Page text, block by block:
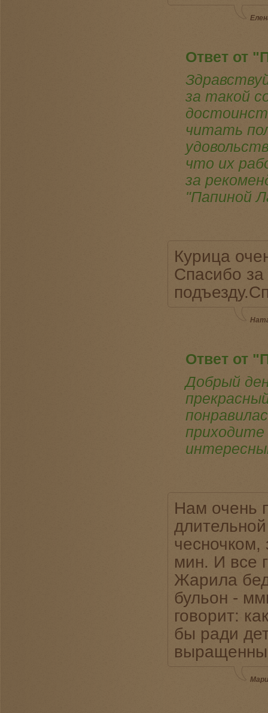
Ответ от
за такой
читать
что их
за
"Папиной
Курица
Спасибо за
Ответ от
Добрый
приходите
Нам очень
чесночком,
мин. И все
Жарила
бульон -
говорит:
бы ради